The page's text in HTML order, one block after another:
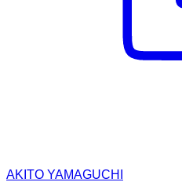
AKITO YAMAGUCHI